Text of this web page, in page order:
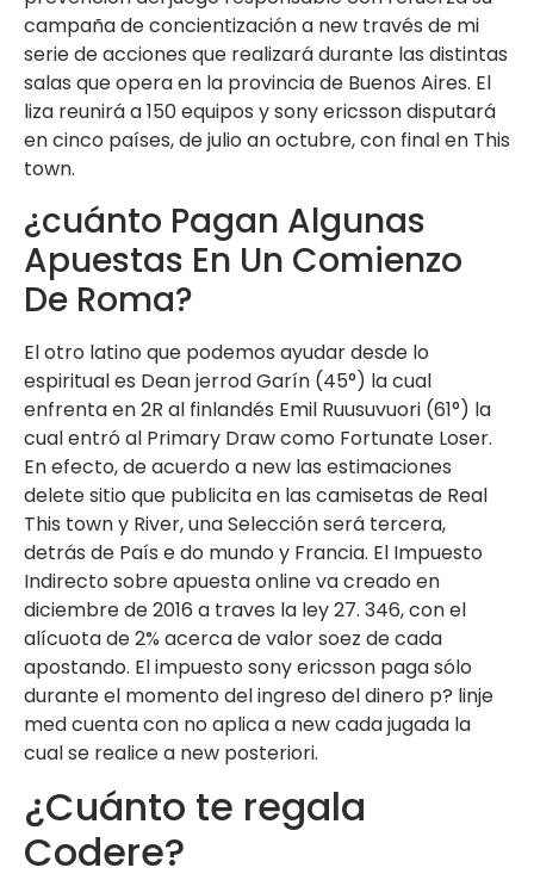
campaña de concientización a new través de mi
serie de acciones que realizará durante las distintas
salas que opera en la provincia de Buenos Aires. El
liza reunirá a 150 equipos y sony ericsson disputará
en cinco países, de julio an octubre, con final en This
town.
¿cuánto Pagan Algunas
Apuestas En Un Comienzo
De Roma?
El otro latino que podemos ayudar desde lo
espiritual es Dean jerrod Garín (45°) la cual
enfrenta en 2R al finlandés Emil Ruusuvuori (61°) la
cual entró al Primary Draw como Fortunate Loser.
En efecto, de acuerdo a new las estimaciones
delete sitio que publicita en las camisetas de Real
This town y River, una Selección será tercera,
detrás de País e do mundo y Francia. El Impuesto
Indirecto sobre apuesta online va creado en
diciembre de 2016 a traves la ley 27. 346, con el
alícuota de 2% acerca de valor soez de cada
apostando. El impuesto sony ericsson paga sólo
durante el momento del ingreso del dinero p? linje
med cuenta con no aplica a new cada jugada la
cual se realice a new posteriori.
¿Cuánto te regala
Codere?